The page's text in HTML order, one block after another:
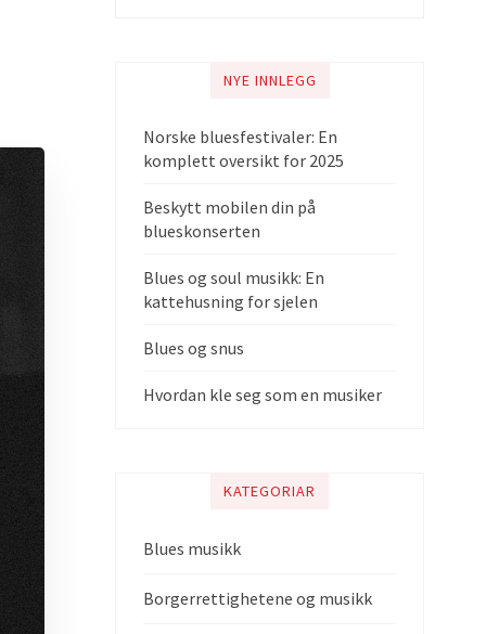
NYE INNLEGG
Norske bluesfestivaler: En
komplett oversikt for 2025
Beskytt mobilen din på
blueskonserten
Blues og soul musikk: En
kattehusning for sjelen
Blues og snus
Hvordan kle seg som en musiker
KATEGORIAR
Blues musikk
Borgerrettighetene og musikk